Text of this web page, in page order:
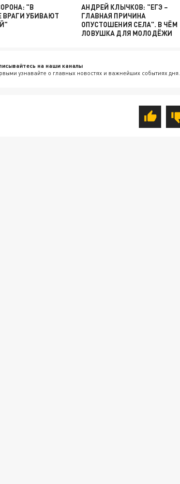
"В
ВРАГИ УБИВАЮТ
АНДРЕЙ КЛЫЧКОВ: "ЕГЭ –
ГЛАВНАЯ ПРИЧИНА
ОПУСТОШЕНИЯ СЕЛА". В ЧЁМ
ЛОВУШКА ДЛЯ МОЛОДЁЖИ
на наши каналы
узнавайте о главных новостях и важнейших событиях дня.